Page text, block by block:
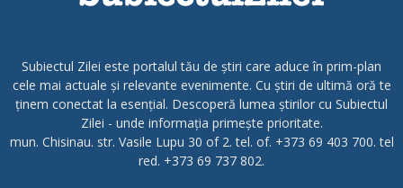
Subiectul Zilei este portalul tău de știri care aduce în prim-plan
cele mai actuale și relevante evenimente. Cu știri de ultimă oră te
ținem conectat la esențial. Descoperă lumea știrilor cu Subiectul
Zilei - unde informația primește prioritate.
mun. Chisinau. str. Vasile Lupu 30 of 2. tel. of. +373 69 403 700. tel
red. +373 69 737 802.